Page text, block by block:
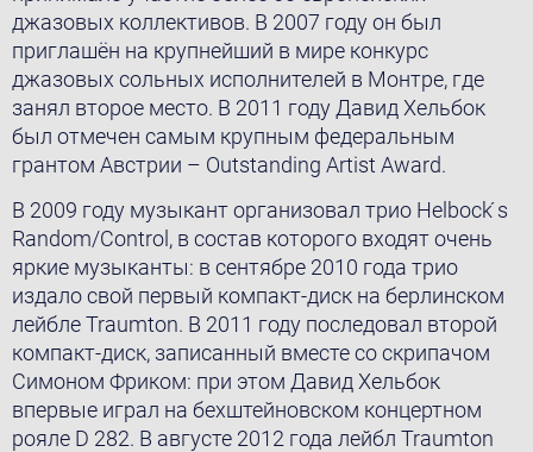
джазовых коллективов. В 2007 году он был
приглашён на крупнейший в мире конкурс
джазовыx сольных исполнителей в Монтре, где
занял второе место. В 2011 году Давид Хельбок
был отмечен самым крупным федеральным
грантом Австрии – Outstanding Artist Award.
В 2009 году музыкант организовал трио Helbock ́s
Random/Control, в состав которого входят очень
яркие музыканты: в сентябре 2010 года трио
издало свой первый компакт-диск на берлинском
лейблe Traumton. В 2011 году последовал второй
компакт-диск, записанный вместе со скрипачом
Симоном Фриком: при этом Давид Хельбок
впервые играл на бехштейновском концертном
роялe D 282. В августе 2012 года лейбл Traumton